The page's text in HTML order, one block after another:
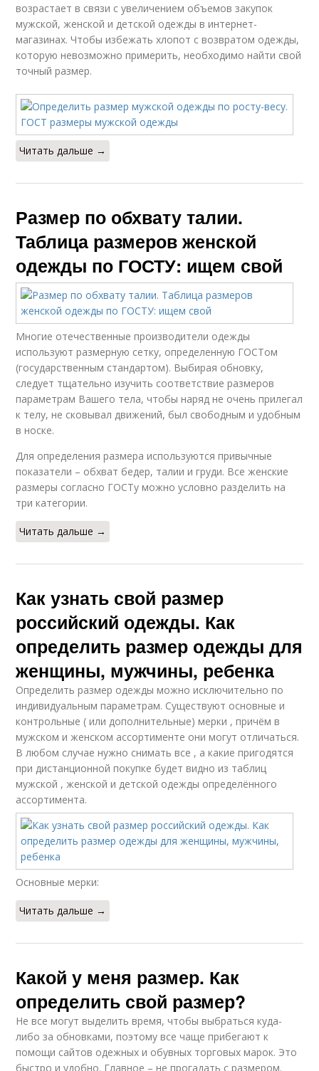
возрастает в связи с увеличением объемов закупок
мужской, женской и детской одежды в интернет-
магазинах. Чтобы избежать хлопот с возвратом одежды,
которую невозможно примерить, необходимо найти свой
точный размер.
Читать дальше →
Размер по обхвату талии.
Таблица размеров женской
одежды по ГОСТУ: ищем свой
Многие отечественные производители одежды
используют размерную сетку, определенную ГОСТом
(государственным стандартом). Выбирая обновку,
следует тщательно изучить соответствие размеров
параметрам Вашего тела, чтобы наряд не очень прилегал
к телу, не сковывал движений, был свободным и удобным
в носке.
Для определения размера используются привычные
показатели – обхват бедер, талии и груди. Все женские
размеры согласно ГОСТу можно условно разделить на
три категории.
Читать дальше →
Как узнать свой размер
российский одежды. Как
определить размер одежды для
женщины, мужчины, ребенка
Определить размер одежды можно исключительно по
индивидуальным параметрам. Существуют основные и
контрольные ( или дополнительные) мерки , причём в
мужском и женском ассортименте они могут отличаться.
В любом случае нужно снимать все , а какие пригодятся
при дистанционной покупке будет видно из таблиц
мужской , женской и детской одежды определённого
ассортимента.
Основные мерки:
Читать дальше →
Какой у меня размер. Как
определить свой размер?
Не все могут выделить время, чтобы выбраться куда-
либо за обновками, поэтому все чаще прибегают к
помощи сайтов одежных и обувных торговых марок. Это
быстро и удобно. Главное – не прогадать с размером.